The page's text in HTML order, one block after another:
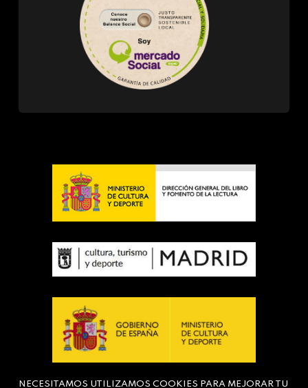
NECESITAMOS UTILIZAMOS COOKIES PARA MEJORAR TU